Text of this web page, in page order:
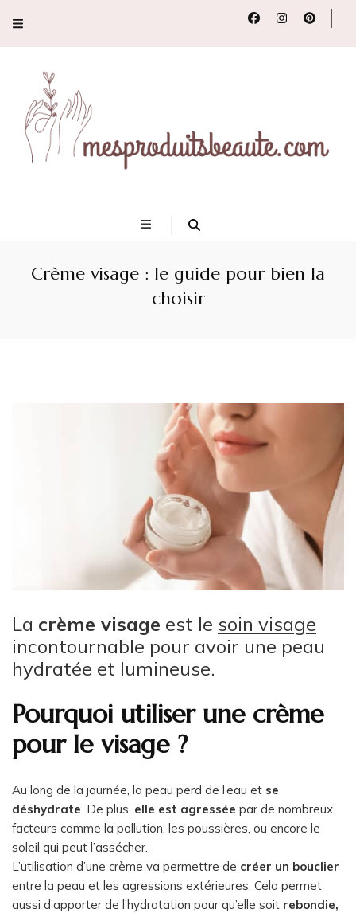
et revues de
produits beauté
Crème visage : le guide pour bien la
choisir
La crème visage est le soin visage
incontournable pour avoir une peau
hydratée et lumineuse.
Pourquoi utiliser une crème
pour le visage ?
Au long de la journée, la peau perd de l’eau et se
déshydrate . De plus, elle est agressée par de nombreux
facteurs comme la pollution, les poussières, ou encore le
soleil qui peut l’assécher.
L’utilisation d’une crème va permettre de créer un bouclier
entre la peau et les agressions extérieures. Cela permet
aussi d’apporter de l’hydratation pour qu’elle soit rebondie,